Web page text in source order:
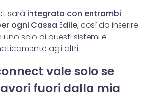
sarà integrato con entrambi
ogni Cassa Edile, così da inserire
uno solo di questi sistemi e
agli altri.
vale solo se
fuori dalla mia